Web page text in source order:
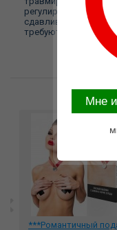
регулировочный
сдавливания.
требуют
***Романтичный
Mне